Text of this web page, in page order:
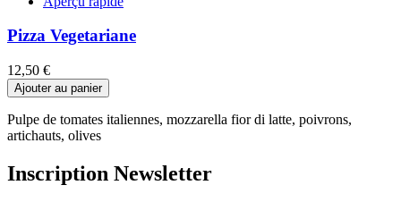
Pizza Vegetariane
Prix
12,50 €
Ajouter au panier
Pulpe de tomates italiennes, mozzarella fior di latte, poivrons,
artichauts, olives
Inscription Newsletter